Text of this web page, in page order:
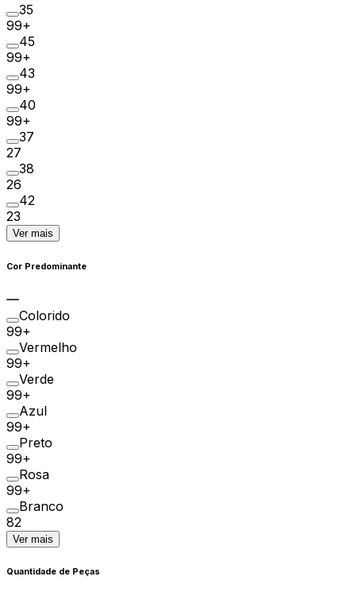
35
99+
45
99+
43
99+
40
99+
37
27
38
26
42
23
Ver mais
Cor Predominante
Colorido
99+
Vermelho
99+
Verde
99+
Azul
99+
Preto
99+
Rosa
99+
Branco
82
Ver mais
Quantidade de Peças